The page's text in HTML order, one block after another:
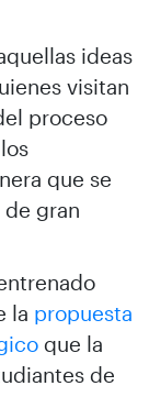
ideas
visitan
proceso
que se
gran
la propuesta
que la
de